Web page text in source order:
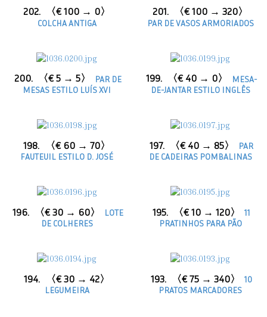
202. 〈€ 100 → 0〉
COLCHA ANTIGA
201. 〈€ 100 → 320〉
PAR DE VASOS ARMORIADOS
200. 〈€ 5 → 5〉
PAR DE
MESAS ESTILO LUÍS XVI
199. 〈€ 40 → 0〉
MESA-
DE-JANTAR ESTILO INGLÊS
198. 〈€ 60 → 70〉
FAUTEUIL ESTILO D. JOSÉ
197. 〈€ 40 → 85〉
PAR
DE CADEIRAS POMBALINAS
196. 〈€ 30 → 60〉
LOTE
DE COLHERES
195. 〈€ 10 → 120〉
11
PRATINHOS PARA PÃO
194. 〈€ 30 → 42〉
LEGUMEIRA
193. 〈€ 75 → 340〉
10
PRATOS MARCADORES